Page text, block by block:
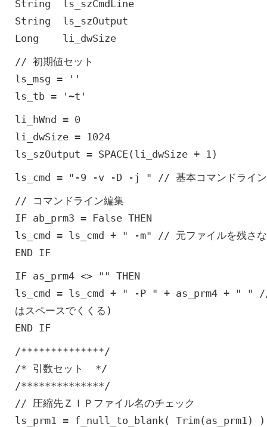
String ls_szCmdLine
String ls_szOutput
Long li_dwSize
// 初期値セット
ls_msg = ''
ls_tb = '~t'
li_hWnd = 0
li_dwSize = 1024
ls_szOutput = SPACE(li_dwSize + 1)
ls_cmd = "-9 -v -D -j " // 基本コマンドライン
// コマンドライン編集
IF ab_prm3 = False THEN
ls_cmd = ls_cmd + " -m" // 元ファイルを残さ
END IF
IF as_prm4 <> "" THEN
ls_cmd = ls_cmd + " -P " + as_prm4 + " " //
はスペースでくくる)
END IF
/**************/
/* 引数セット */
/**************/
// 圧縮先ＺＩＰファイル名のチェック
ls_prm1 = f_null_to_blank( Trim(as_prm1) )